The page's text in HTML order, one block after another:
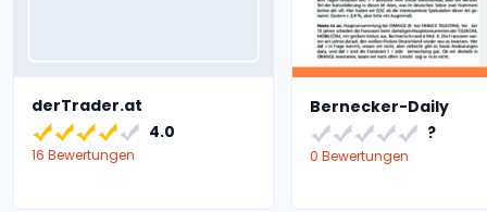
derTrader.at
4.0
16 Bewertungen
Bernecker-Daily
?
0 Bewertungen